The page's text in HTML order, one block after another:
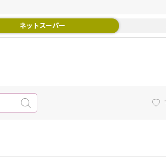
ネットスーパー